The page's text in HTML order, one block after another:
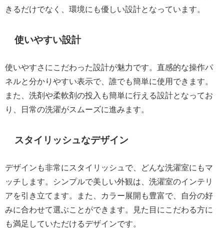
きるだけでなく、環境にも優しい設計となっています。
使いやすい設計
使いやすさにこだわった設計が魅力です。直感的な操作パ
ネルと分かりやすい表示で、誰でも簡単に使用できます。
また、洗剤や柔軟剤の投入も簡単に行える設計となってお
り、日常の洗濯がスムーズに進みます。
スタイリッシュなデザイン
デザインも非常にスタイリッシュで、どんな洗濯室にもマ
ッチします。シンプルで美しい外観は、洗濯室のインテリ
アを引き立てます。また、カラー展開も豊富で、自分の好
みに合わせて選ぶことができます。見た目にこだわる方に
も満足していただけるデザインです。